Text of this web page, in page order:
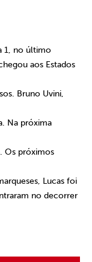
1, no último
aos Estados
Bruno Uvini,
Na próxima
Os próximos
Lucas foi
no decorrer